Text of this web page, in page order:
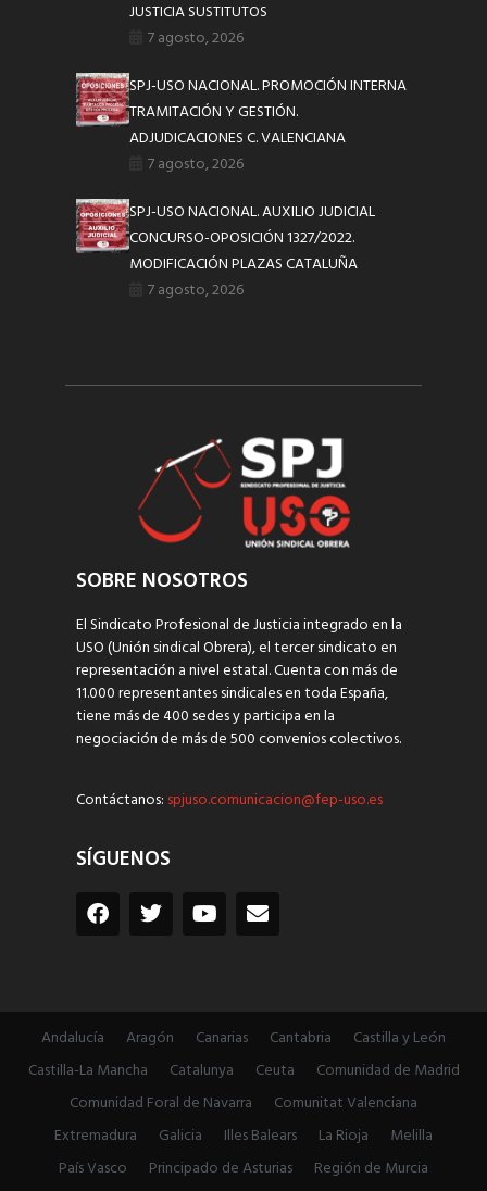
JUSTICIA SUSTITUTOS
7 agosto, 2026
SPJ-USO NACIONAL. PROMOCIÓN INTERNA
TRAMITACIÓN Y GESTIÓN.
ADJUDICACIONES C. VALENCIANA
7 agosto, 2026
SPJ-USO NACIONAL. AUXILIO JUDICIAL
CONCURSO-OPOSICIÓN 1327/2022.
MODIFICACIÓN PLAZAS CATALUÑA
7 agosto, 2026
SOBRE NOSOTROS
El Sindicato Profesional de Justicia integrado en la
USO (Unión sindical Obrera), el tercer sindicato en
representación a nivel estatal. Cuenta con más de
11.000 representantes sindicales en toda España,
tiene más de 400 sedes y participa en la
negociación de más de 500 convenios colectivos.
Contáctanos: spjuso.comunicacion@fep-uso.es
SÍGUENOS
Andalucía Aragón Canarias Cantabria
Castilla y León
Castilla-La Mancha
Catalunya Ceuta
Comunidad de Madrid
Comunidad Foral de Navarra
Comunitat Valenciana
Extremadura
Galicia Illes Balears La Rioja
Melilla
País Vasco
Principado de Asturias Región de Murcia